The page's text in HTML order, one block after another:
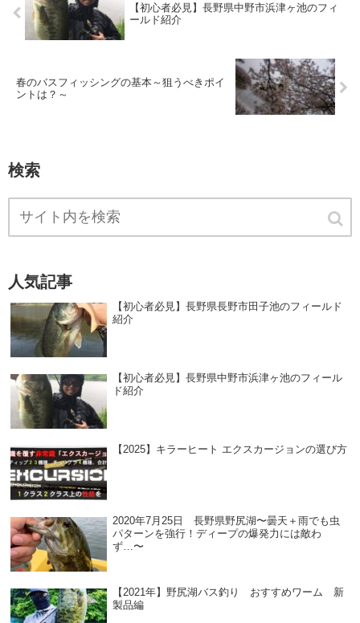
【初心者必見】長野県中野市浜津ヶ池のフィ
ールド紹介
春のバスフィッシングの基本～狙うべきポイ
ントは？～
検索
人気記事
【初心者必見】長野県長野市田子池のフィールド
紹介
【初心者必見】長野県中野市浜津ヶ池のフィール
ド紹介
【2025】キラーヒート エクスカージョンの選び方
2020年7月25日 長野県野尻湖〜曇天＋雨でも虫
パターンを強行！ディープの爆発力には敵わ
ず…〜
【2021年】野尻湖バス釣り おすすめワーム 新
製品編